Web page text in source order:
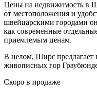
Цены на недвижимость в
от местоположения и
швейцарскими городами
как современные
приемлемым ценам.
В целом, Ширс предлагает
живописных гор
Скоро в продаже